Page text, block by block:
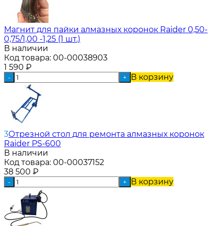
Магнит для пайки алмазных коронок Raider 0,50-
0,75/1,00 -1,25 (1 шт.)
В наличии
Код товара: 00-00038903
1 590 ₽
- + В корзину
3Отрезной стол для ремонта алмазных коронок
Raider PS-600
В наличии
Код товара: 00-00037152
38 500 ₽
- + В корзину